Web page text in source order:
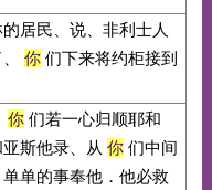
居民、说、非利士人
你们下来将约柜接到
你们若一心归顺耶和
斯他录、从 你们中间
单的事奉他．他必救